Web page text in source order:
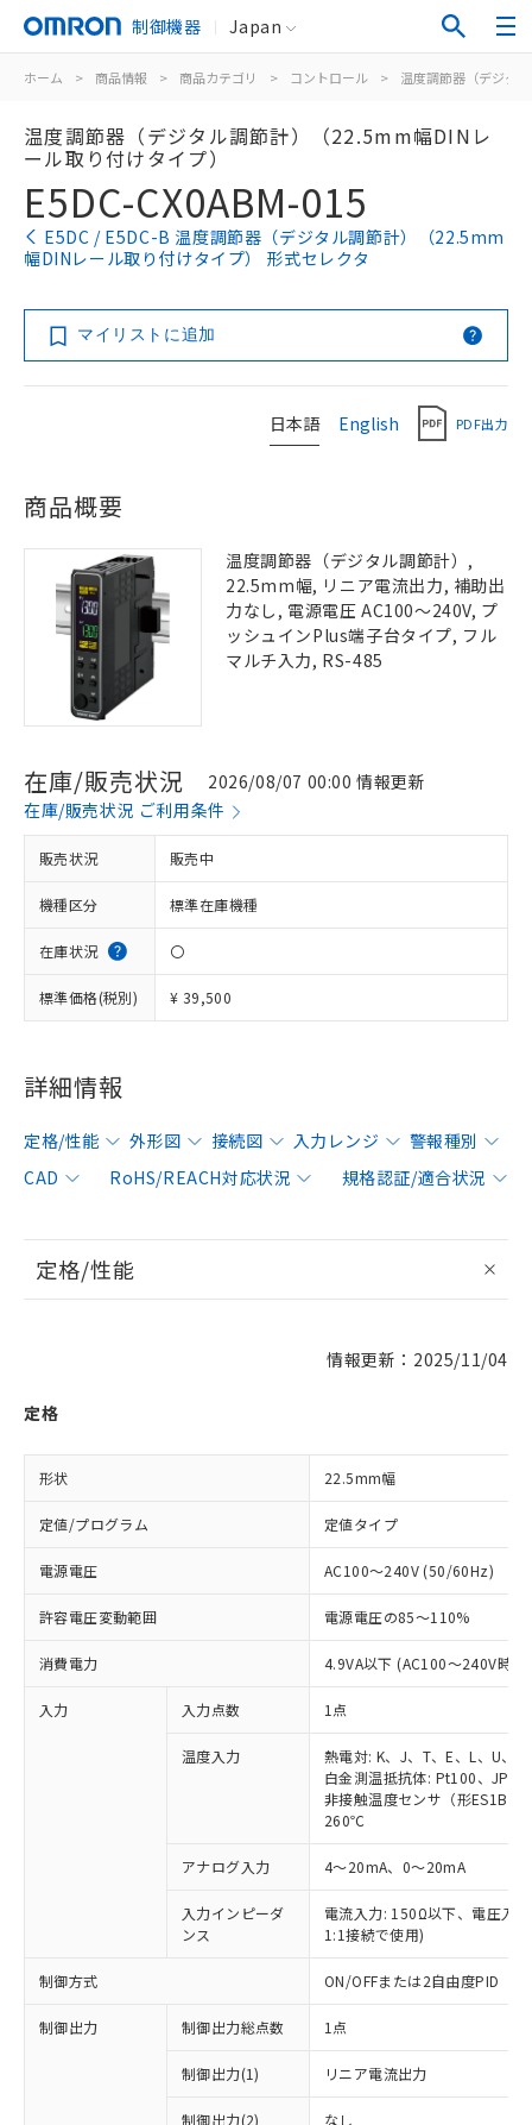
制御機器 Japan
ホーム > 商品情報 > 商品カテゴリ > コントロール > 温度調節器（デジタ
温度調節器（デジタル調節計）（22.5mm幅DINレ
ール取り付けタイプ）
E5DC-CX0ABM-015
E5DC / E5DC-B 温度調節器（デジタル調節計）（22.5mm
幅DINレール取り付けタイプ） 形式セレクタ
マイリストに追加
日本語 English PDF出力
商品概要
温度調節器（デジタル調節計）,
22.5mm幅, リニア電流出力, 補助出
力なし, 電源電圧 AC100～240V, プ
ッシュインPlus端子台タイプ, フル
マルチ入力, RS-485
在庫/販売状況
2026/08/07 00:00 情報更新
在庫/販売状況 ご利用条件
販売状況 販売中
機種区分 標準在庫機種
在庫状況 〇
標準価格(税別) ¥ 39,500
詳細情報
定格/性能 外形図 接続図 入力レンジ
警報種別
CAD
RoHS/REACH対応状況 規格認証/適合状況
定格/性能
情報更新：2025/11/04
定格
形状 22.5mm幅
定値/プログラム 定値タイプ
電源電圧 AC100～240V (50/60Hz)
許容電圧変動範囲 電源電圧の85～110%
消費電力 4.9VA以下 (AC100～240V時)
入力 入力点数 1点
温度入力
熱電対: K、J、T、E、L、U、
白金測温抵抗体: Pt100、
非接触温度センサ（形ES1B
260℃
アナログ入力 4～20mA、0～20mA
入力インピーダ
ンス
電流入力: 150Ω以下、電圧入
1:1接続で使用)
制御方式 ON/OFFまたは2自由度PID（
制御出力 制御出力総点数 1点
制御出力(1) リニア電流出力
制御出力(2) なし